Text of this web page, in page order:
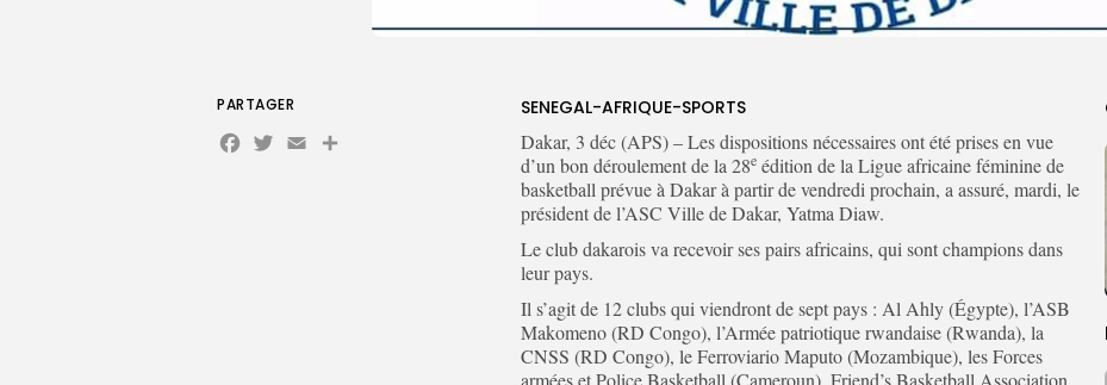
SENEGAL-AFRIQUE-SPORTS
Dakar, 3 déc (APS) – Les dispositions nécessaires ont été prises en vue
d’un bon déroulement de la 28e édition de la Ligue africaine féminine de
basketball prévue à Dakar à partir de vendredi prochain, a assuré, mardi, le
président de l’ASC Ville de Dakar, Yatma Diaw.
Le club dakarois va recevoir ses pairs africains, qui sont champions dans
leur pays.
Il s’agit de 12 clubs qui viendront de sept pays : Al Ahly (Égypte), l’ASB
Makomeno (RD Congo), l’Armée patriotique rwandaise (Rwanda), la
CNSS (RD Congo), le Ferroviario Maputo (Mozambique), les Forces
armées et Police Basketball (Cameroun), Friend’s Basketball Association
PARTAGER
Facebook
Twitter
EmailPartager